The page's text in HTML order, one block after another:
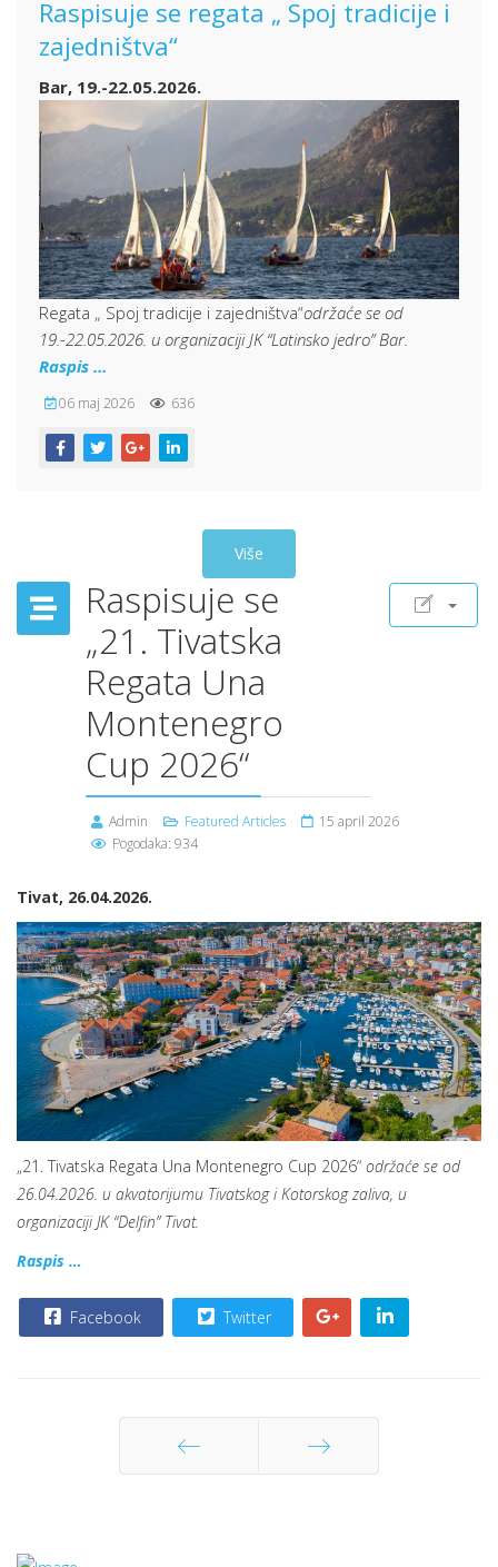
Raspisuje se regata „ Spoj tradicije i
zajedništva“
Bar, 19.-22.05.2026.
Regata „ Spoj tradicije i zajedništva“održaće se od
19.-22.05.2026. u organizaciji JK “Latinsko jedro” Bar.
Raspis …
06 maj 2026 636
Više
Raspisuje se
„21. Tivatska
Regata Una
Montenegro
Cup 2026“
Admin Featured Articles
15 april 2026
Pogodaka: 934
Tivat, 26.04.2026.
„21. Tivatska Regata Una Montenegro Cup 2026“ održaće se od
26.04.2026. u akvatorijumu Tivatskog i Kotorskog zaliva, u
organizaciji JK “Delfin” Tivat.
Raspis …
Facebook Twitter